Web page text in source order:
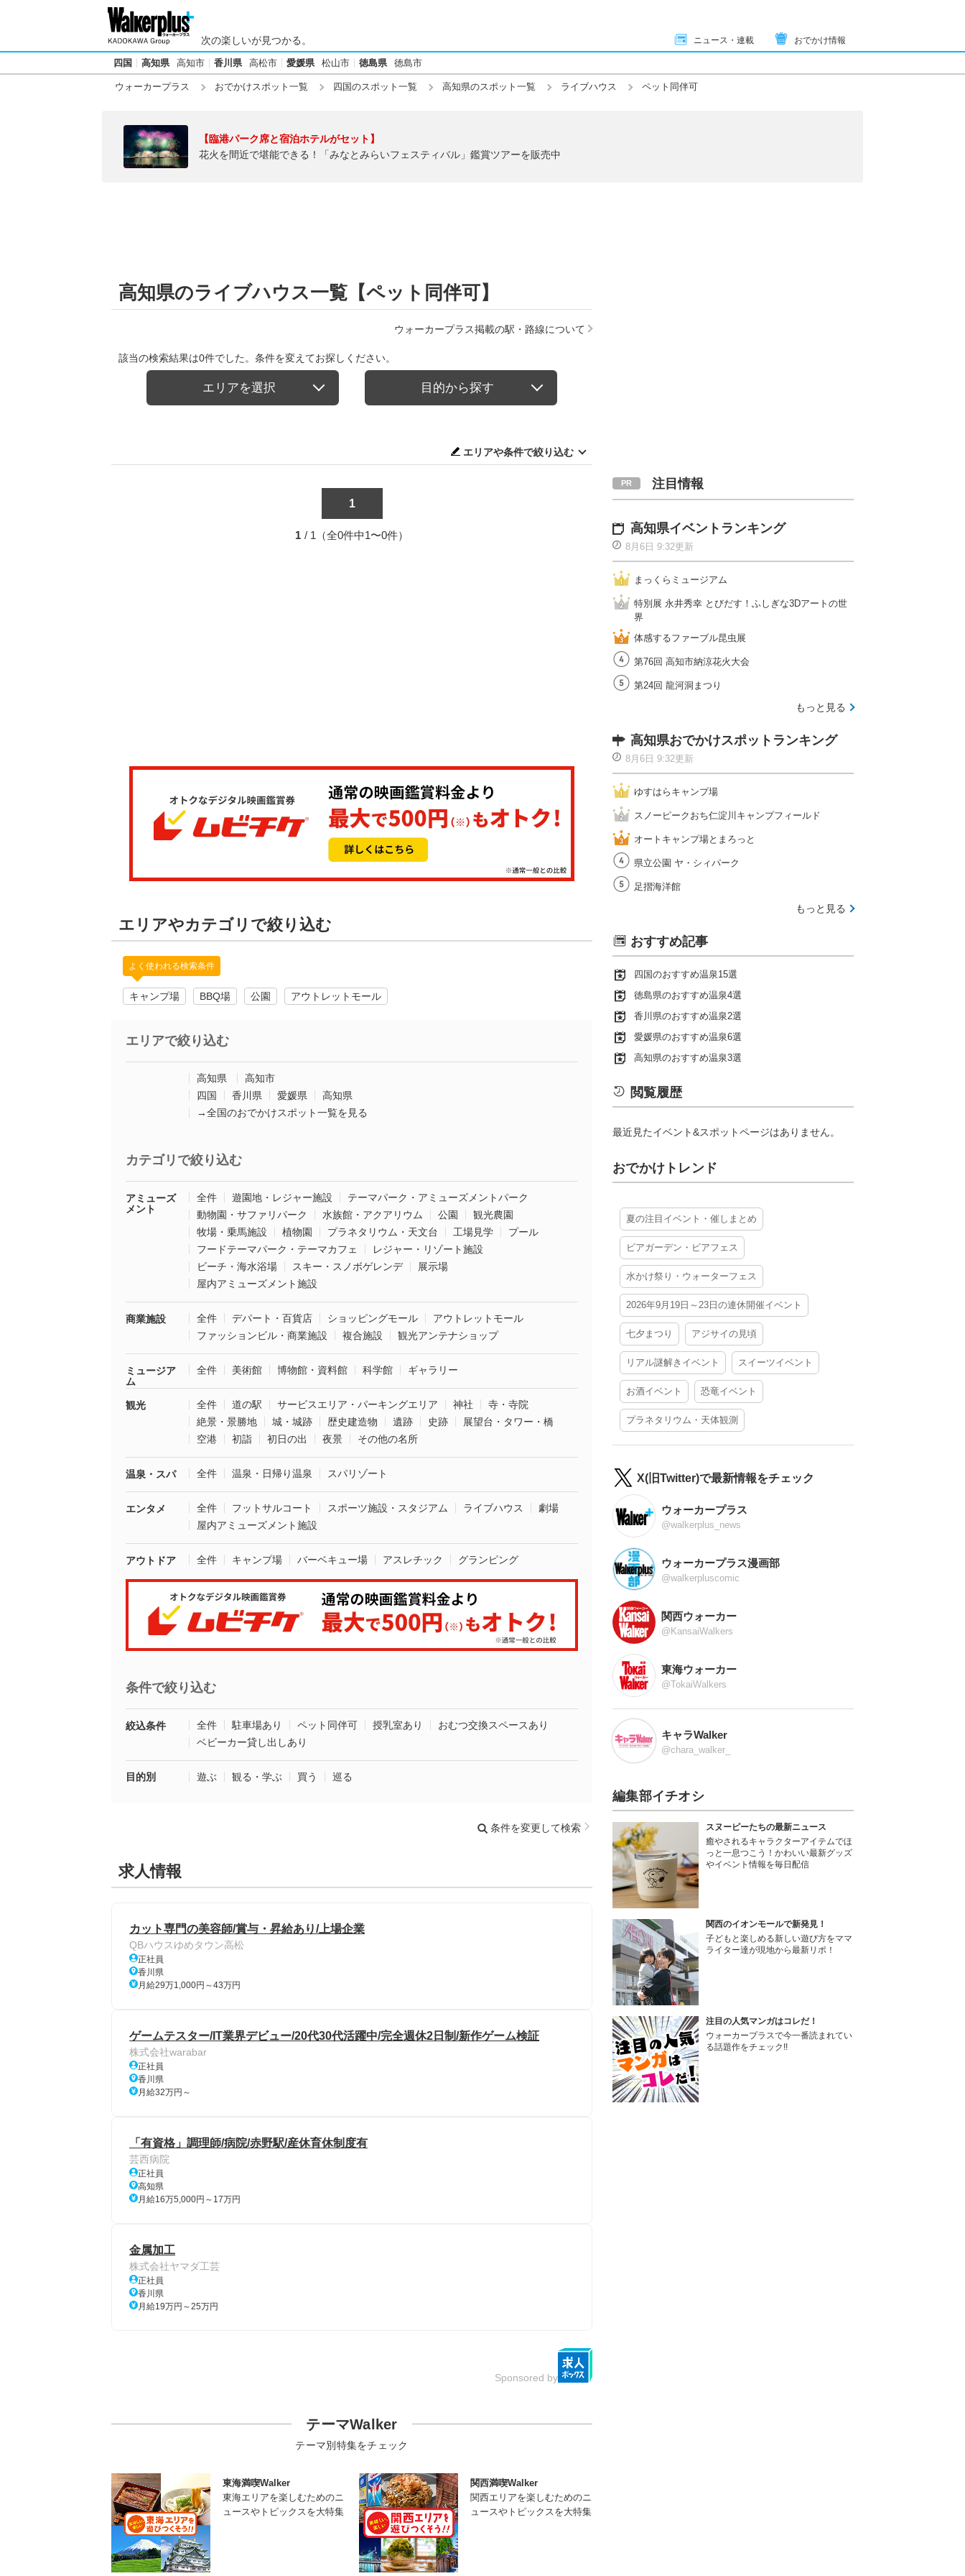
次の楽しいが見つかる。 ニュース・連載 おでかけ情報
四国 高知県 高知市 香川県 高松市 愛媛県 松山市 徳島県 徳島市
ウォーカープラス おでかけスポット一覧 四国のスポット一覧 高知県のスポット一覧 ライブハウス ペット同伴可
【臨港パーク席と宿泊ホテルがセット】
花火を間近で堪能できる！「みなとみらいフェスティバル」鑑賞ツアーを販売中
高知県のライブハウス一覧【ペット同伴可】
ウォーカープラス掲載の駅・路線について
該当の検索結果は0件でした。条件を変えてお探しください。
エリアを選択 目的から探す
エリアや条件で絞り込む
1
1 / 1（全0件中1〜0件）
エリアやカテゴリで絞り込む
よく使われる検索条件
キャンプ場 BBQ場 公園 アウトレットモール
エリアで絞り込む
高知県
高知市
四国
香川県 愛媛県
高知県
→全国のおでかけスポット一覧を見る
カテゴリで絞り込む
アミューズ
メント
全件 遊園地・レジャー施設
テーマパーク・アミューズメントパーク
動物園・サファリパーク
水族館・アクアリウム 公園
観光農園
牧場・乗馬施設
植物園 プラネタリウム・天文台 工場見学
プール
フードテーマパーク・テーマカフェ
レジャー・リゾート施設
ビーチ・海水浴場
スキー・スノボゲレンデ
展示場
屋内アミューズメント施設
商業施設 全件 デパート・百貨店 ショッピングモール
アウトレットモール
ファッションビル・商業施設
複合施設 観光アンテナショップ
ミュージア
ム
全件 美術館 博物館・資料館 科学館 ギャラリー
観光 全件 道の駅 サービスエリア・パーキングエリア 神社
寺・寺院
絶景・景勝地
城・城跡 歴史建造物 遺跡 史跡
展望台・タワー・橋
空港
初詣 初日の出 夜景 その他の名所
温泉・スパ 全件 温泉・日帰り温泉 スパリゾート
エンタメ 全件 フットサルコート スポーツ施設・スタジアム ライブハウス
劇場
屋内アミューズメント施設
アウトドア 全件 キャンプ場 バーベキュー場 アスレチック グランピング
条件で絞り込む
絞込条件 全件 駐車場あり ペット同伴可 授乳室あり
おむつ交換スペースあり
ベビーカー貸し出しあり
目的別 遊ぶ 観る・学ぶ 買う 巡る
条件を変更して検索
求人情報
カット専門の美容師/賞与・昇給あり/上場企業
QBハウスゆめタウン高松
正社員
香川県
月給29万1,000円～43万円
ゲームテスター/IT業界デビュー/20代30代活躍中/完全週休2日制/新作ゲーム検証
株式会社warabar
正社員
香川県
月給32万円～
「有資格」調理師/病院/赤野駅/産休育休制度有
芸西病院
正社員
高知県
月給16万5,000円～17万円
金属加工
株式会社ヤマダ工芸
正社員
香川県
月給19万円～25万円
Sponsored by
テーマWalker
テーマ別特集をチェック
東海満喫Walker
東海エリアを楽しむためのニ
ュースやトピックスを大特集
関西満喫Walker
関西エリアを楽しむためのニ
ュースやトピックスを大特集
注目情報
高知県イベントランキング
8月6日 9:32更新
まっくらミュージアム
特別展 永井秀幸 とびだす！ふしぎな3Dアートの世
界
体感するファーブル昆虫展
第76回 高知市納涼花火大会
第24回 龍河洞まつり
もっと見る
高知県おでかけスポットランキング
8月6日 9:32更新
ゆすはらキャンプ場
スノーピークおち仁淀川キャンプフィールド
オートキャンプ場とまろっと
県立公園 ヤ・シィパーク
足摺海洋館
もっと見る
おすすめ記事
四国のおすすめ温泉15選
徳島県のおすすめ温泉4選
香川県のおすすめ温泉2選
愛媛県のおすすめ温泉6選
高知県のおすすめ温泉3選
閲覧履歴
最近見たイベント&スポットページはありません。
おでかけトレンド
夏の注目イベント・催しまとめ
ビアガーデン・ビアフェス
水かけ祭り・ウォーターフェス
2026年9月19日～23日の連休開催イベント
七夕まつり アジサイの見頃
リアル謎解きイベント スイーツイベント
お酒イベント 恐竜イベント
プラネタリウム・天体観測
X(旧Twitter)で最新情報をチェック
ウォーカープラス
@walkerplus_news
ウォーカープラス漫画部
@walkerpluscomic
関西ウォーカー
@KansaiWalkers
東海ウォーカー
@TokaiWalkers
キャラWalker
@chara_walker_
編集部イチオシ
スヌーピーたちの最新ニュース
癒やされるキャラクターアイテムでほ
っと一息つこう！かわいい最新グッズ
やイベント情報を毎日配信
関西のイオンモールで新発見！
子どもと楽しめる新しい遊び方をママ
ライター達が現地から最新リポ！
注目の人気マンガはコレだ！
ウォーカープラスで今一番読まれてい
る話題作をチェック!!